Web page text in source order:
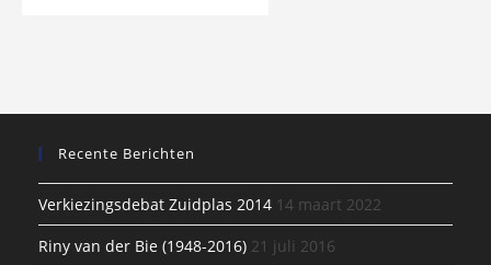
Recente Berichten
Verkiezingsdebat Zuidplas 2014 14 maart 2022
Riny van der Bie (1948-2016) 21 juli 2016